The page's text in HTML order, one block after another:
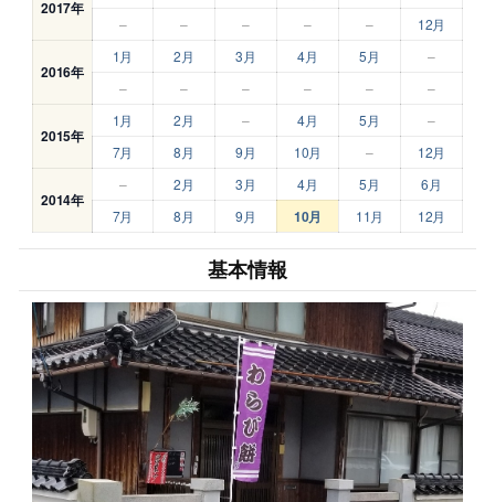
2017年
–
– – – – 12月
2016年
1月 2月 3月 4月 5月
–
–
– – – – –
2015年
1月 2月 – 4月 5月
–
7月
8月 9月 10月 – 12月
2014年
– 2月 3月 4月 5月
6月
7月
8月 9月 10月 11月 12月
基本情報